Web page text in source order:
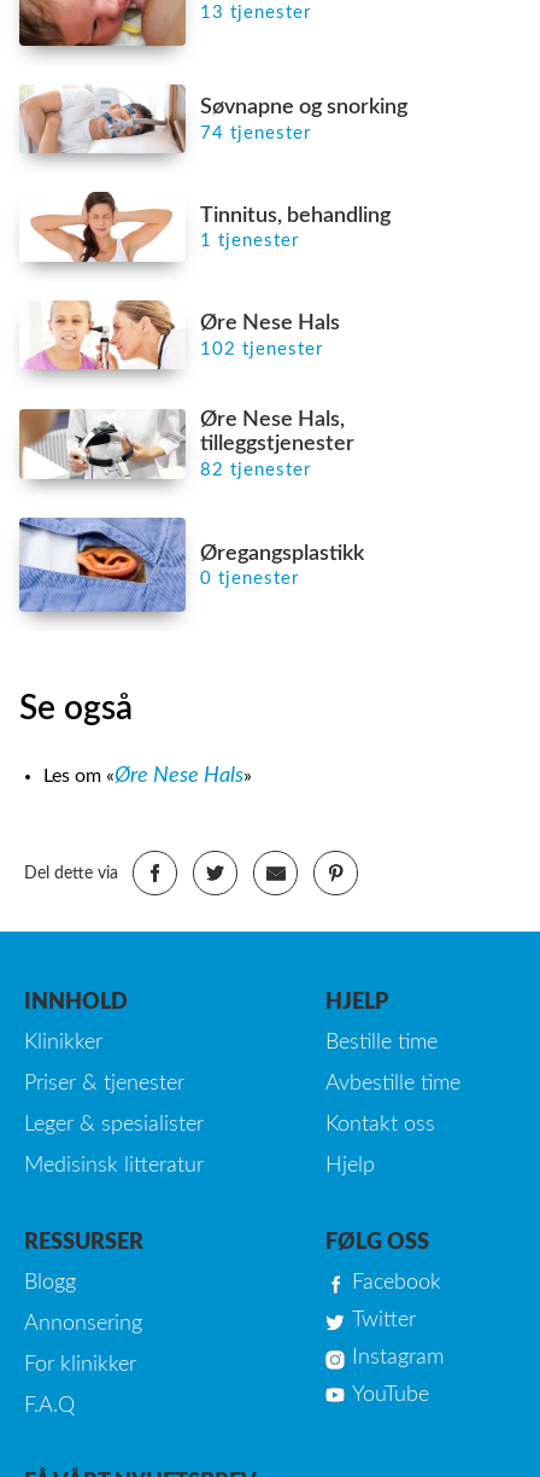
13 tjenester
Søvnapne og snorking
74 tjenester
Tinnitus, behandling
1 tjenester
Øre Nese Hals
102 tjenester
Øre Nese Hals,
tilleggstjenester
82 tjenester
Øregangsplastikk
0 tjenester
Se også
Les om «Øre Nese Hals»
Del dette via
INNHOLD
Klinikker
Priser & tjenester
Leger & spesialister
Medisinsk litteratur
HJELP
Bestille time
Avbestille time
Kontakt oss
Hjelp
RESSURSER
Blogg
Annonsering
For klinikker
F.A.Q
FØLG OSS
Facebook
Twitter
Instagram
YouTube